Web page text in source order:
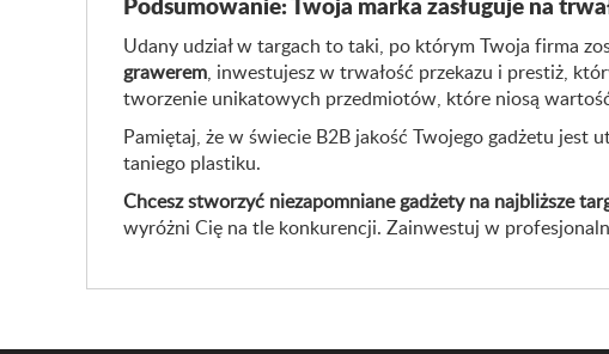
Udany udział w targach to taki, po którym Twoja firma
grawerem, inwestujesz w trwałość przekazu i prestiż,
tworzenie unikatowych przedmiotów, które niosą
Pamiętaj, że w świecie B2B jakość Twojego gadżetu jest
taniego plastiku.
Chcesz stworzyć niezapomniane gadżety na najbliższe
wyróżni Cię na tle konkurencji. Zainwestuj w